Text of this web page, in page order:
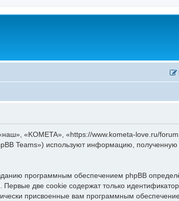
«KOMETA», «https://www.kometa-love.ru/
Teams») используют информацию,
программным обеспечением phpBB
две cookie содержат только
присвоенные вам программным